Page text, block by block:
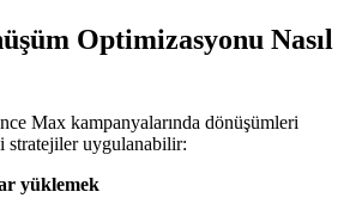
Optimizasyonu Nasıl
Max kampanyalarında dönüşümleri
stratejiler uygulanabilir:
yüklemek